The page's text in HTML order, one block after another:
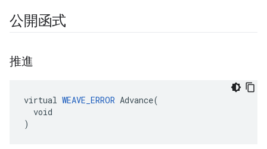
公開函式
推進
virtual WEAVE_ERROR Advance(
  void
)